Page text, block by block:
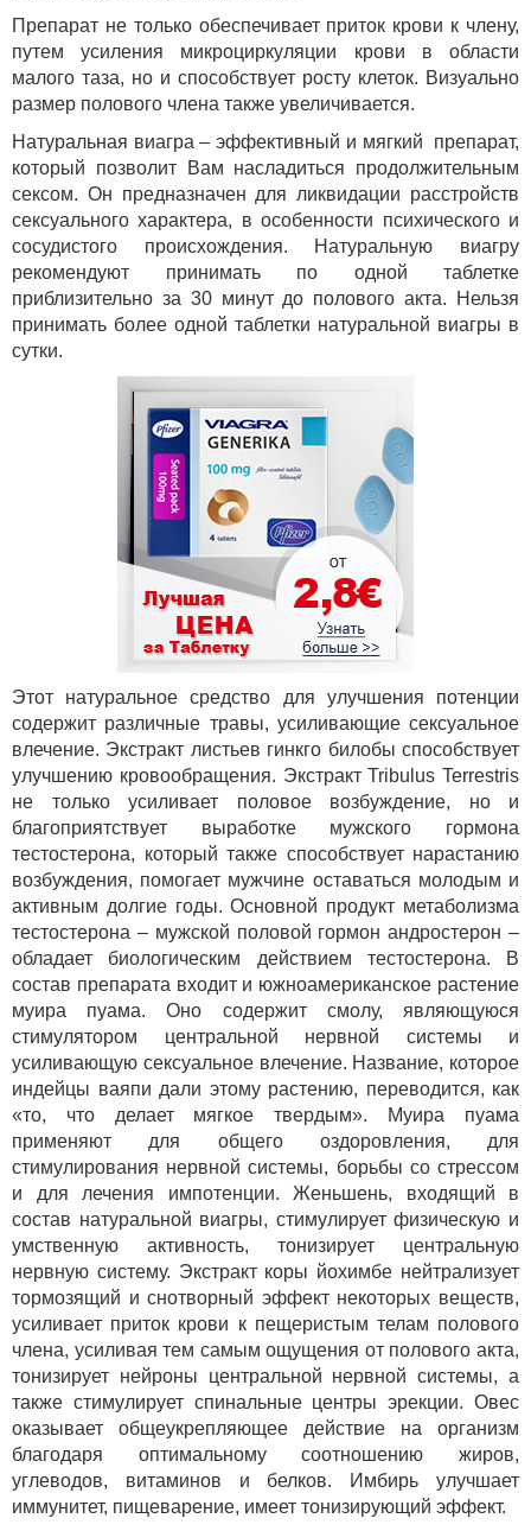
Препарат не только обеспечивает приток крови к члену,
путем усиления микроциркуляции крови в области
малого таза, но и способствует росту клеток. Визуально
размер полового члена также увеличивается.
Натуральная виагра – эффективный и мягкий препарат,
который позволит Вам насладиться продолжительным
сексом. Он предназначен для ликвидации расстройств
сексуального характера, в особенности психического и
сосудистого происхождения. Натуральную виагру
рекомендуют принимать по одной таблетке
приблизительно за 30 минут до полового акта. Нельзя
принимать более одной таблетки натуральной виагры в
сутки.
Этот натуральное средство для улучшения потенции
содержит различные травы, усиливающие сексуальное
влечение. Экстракт листьев гинкго билобы способствует
улучшению кровообращения. Экстракт Tribulus Terrestris
не только усиливает половое возбуждение, но и
благоприятствует выработке мужского гормона
тестостерона, который также способствует нарастанию
возбуждения, помогает мужчине оставаться молодым и
активным долгие годы. Основной продукт метаболизма
тестостерона – мужской половой гормон андростерон –
обладает биологическим действием тестостерона. В
состав препарата входит и южноамериканское растение
муира пуама. Оно содержит смолу, являющуюся
стимулятором центральной нервной системы и
усиливающую сексуальное влечение. Название, которое
индейцы ваяпи дали этому растению, переводится, как
«то, что делает мягкое твердым». Муира пуама
применяют для общего оздоровления, для
стимулирования нервной системы, борьбы со стрессом
и для лечения импотенции. Женьшень, входящий в
состав натуральной виагры, стимулирует физическую и
умственную активность, тонизирует центральную
нервную систему. Экстракт коры йохимбе нейтрализует
тормозящий и снотворный эффект некоторых веществ,
усиливает приток крови к пещеристым телам полового
члена, усиливая тем самым ощущения от полового акта,
тонизирует нейроны центральной нервной системы, а
также стимулирует спинальные центры эрекции. Овес
оказывает общеукрепляющее действие на организм
благодаря оптимальному соотношению жиров,
углеводов, витаминов и белков. Имбирь улучшает
иммунитет, пищеварение, имеет тонизирующий эффект.